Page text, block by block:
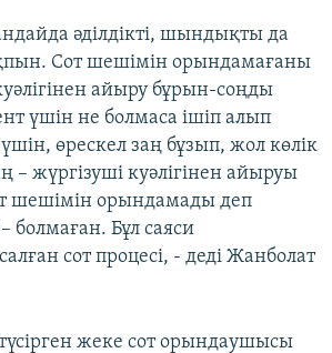
әділдікті, шындықты да
Сот шешімін орындамағаны
айыру бұрын-соңды
үшін не болмаса ішіп алып
үшін, өрескел заң бұзып, жол көлік
– жүргізуші куәлігінен айыруы
шешімін орындамады деп
болмаған. Бұл саяси
сот процесі, - деді Жанболат
жеке сот орындаушысы